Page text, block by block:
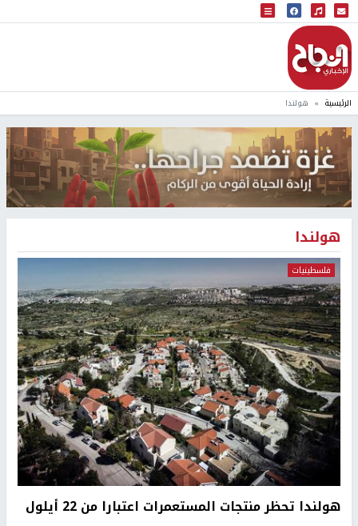
البث المباشر
إذاعة النجاح
الرئيسية هولندا
هولندا
فلسطينيات
هولندا تحظر منتجات المستعمرات اعتبارا من 22 أيلول